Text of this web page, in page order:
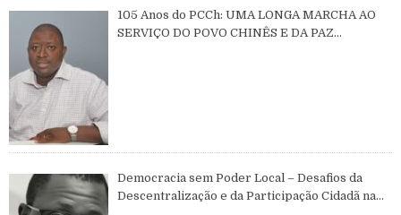
105 Anos do PCCh: UMA LONGA MARCHA AO
SERVIÇO DO POVO CHINÊS E DA PAZ
Democracia sem Poder Local – Desafios da
Descentralização e da Participação Cidadã na